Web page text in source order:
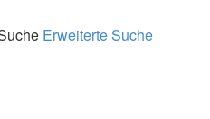
Erweiterte Suche